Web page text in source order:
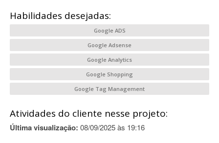
Habilidades desejadas:
Google ADS
Google Adsense
Google Analytics
Google Shopping
Google Tag Management
Atividades do cliente nesse projeto:
Última visualização: 08/09/2025 às 19:16